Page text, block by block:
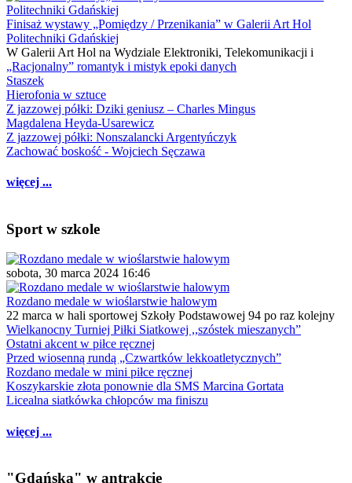
Finisaż wystawy „Pomiędzy / Przenikania” w Galerii Art Hol
Politechniki Gdańskiej
W Galerii Art Hol na Wydziale Elektroniki, Telekomunikacji i
„Racjonalny” romantyk i mistyk epoki danych
Staszek
Hierofonia w sztuce
Z jazzowej półki: Dziki geniusz – Charles Mingus
Magdalena Heyda-Usarewicz
Z jazzowej półki: Nonszalancki Argentyńczyk
Zachować boskość - Wojciech Sęczawa
więcej ...
Sport w szkole
sobota, 30 marca 2024 16:46
Rozdano medale w wioślarstwie halowym
22 marca w hali sportowej Szkoły Podstawowej 94 po raz kolejny
Wielkanocny Turniej Piłki Siatkowej ,,szóstek mieszanych”
Ostatni akcent w piłce ręcznej
Przed wiosenną rundą „Czwartków lekkoatletycznych”
Rozdano medale w mini piłce ręcznej
Koszykarskie złota ponownie dla SMS Marcina Gortata
Licealna siatkówka chłopców ma finiszu
więcej ...
"Gdańska" w antrakcie